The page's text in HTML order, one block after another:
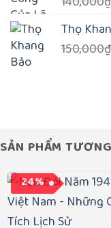
Thọ
150,000₫
SẢN PHẨM
24%